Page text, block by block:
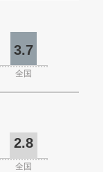
3.7
全国
2.8
全国